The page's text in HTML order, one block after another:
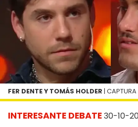
INTERESANTE DEBATE30-10-
FER DENTE Y TOMÁS HOLDER | CAPTURA